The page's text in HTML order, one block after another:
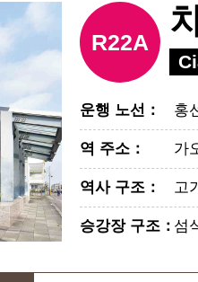
R22A
운행 노선 ： 홍
역 주소 ： 가
역사 구조 ： 고
승강장 구조 ：섬